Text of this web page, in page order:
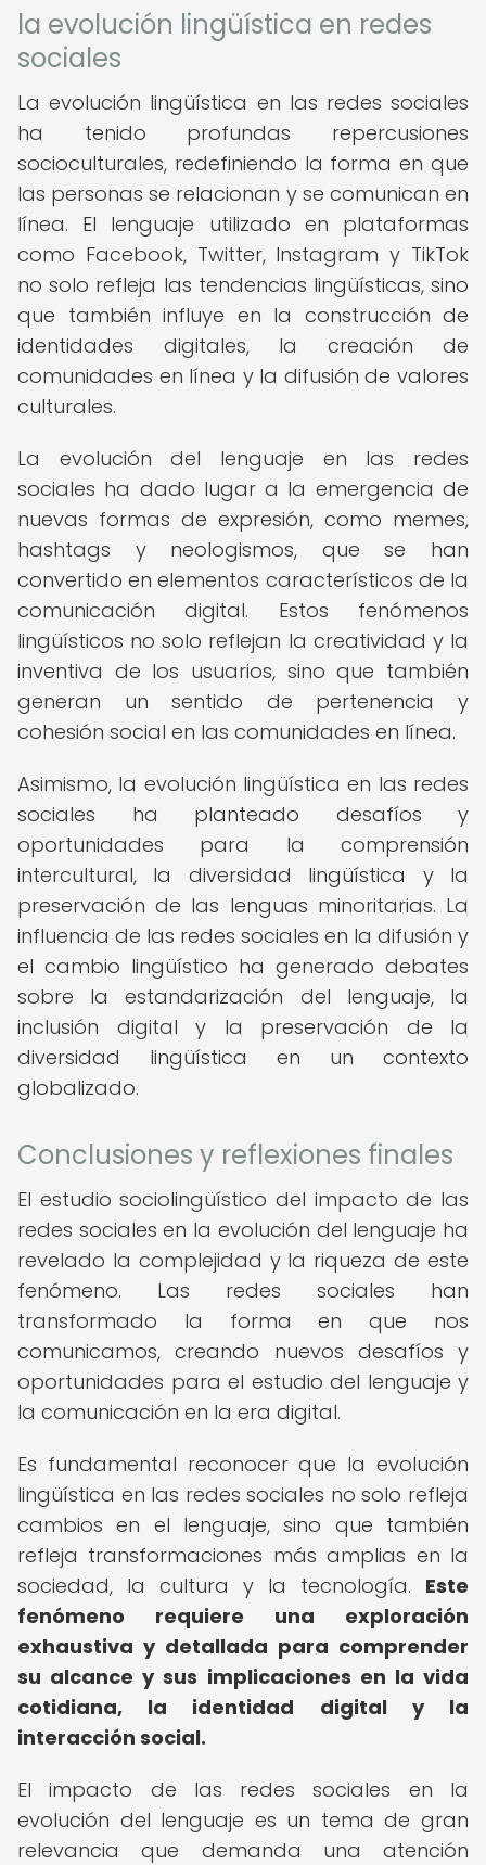
la evolución lingüística en redes
sociales
La evolución lingüística en las redes sociales
ha tenido profundas repercusiones
socioculturales, redefiniendo la forma en que
las personas se relacionan y se comunican en
línea. El lenguaje utilizado en plataformas
como Facebook, Twitter, Instagram y TikTok
no solo refleja las tendencias lingüísticas, sino
que también influye en la construcción de
identidades digitales, la creación de
comunidades en línea y la difusión de valores
culturales.
La evolución del lenguaje en las redes
sociales ha dado lugar a la emergencia de
nuevas formas de expresión, como memes,
hashtags y neologismos, que se han
convertido en elementos característicos de la
comunicación digital. Estos fenómenos
lingüísticos no solo reflejan la creatividad y la
inventiva de los usuarios, sino que también
generan un sentido de pertenencia y
cohesión social en las comunidades en línea.
Asimismo, la evolución lingüística en las redes
sociales ha planteado desafíos y
oportunidades para la comprensión
intercultural, la diversidad lingüística y la
preservación de las lenguas minoritarias. La
influencia de las redes sociales en la difusión y
el cambio lingüístico ha generado debates
sobre la estandarización del lenguaje, la
inclusión digital y la preservación de la
diversidad lingüística en un contexto
globalizado.
Conclusiones y reflexiones finales
El estudio sociolingüístico del impacto de las
redes sociales en la evolución del lenguaje ha
revelado la complejidad y la riqueza de este
fenómeno. Las redes sociales han
transformado la forma en que nos
comunicamos, creando nuevos desafíos y
oportunidades para el estudio del lenguaje y
la comunicación en la era digital.
Es fundamental reconocer que la evolución
lingüística en las redes sociales no solo refleja
cambios en el lenguaje, sino que también
refleja transformaciones más amplias en la
sociedad, la cultura y la tecnología. Este
fenómeno requiere una exploración
exhaustiva y detallada para comprender
su alcance y sus implicaciones en la vida
cotidiana, la identidad digital y la
interacción social.
El impacto de las redes sociales en la
evolución del lenguaje es un tema de gran
relevancia que demanda una atención